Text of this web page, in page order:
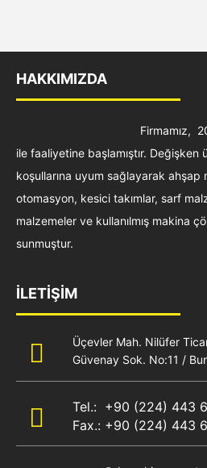
HAKKIMIZDA
Firmamız,
ile faaliyetine başlamıştır. Değişken
koşullarına uyum sağlayarak ahşap
otomasyon, kesici takımlar, sarf
malzemeler ve kullanılmış makina
sunmuştur.
İLETİŞİM
Üçevler Mah. Nilüfer
Güvenay Sok. No:11 /
Tel.: +90 (224) 443
Fax.: +90 (224) 443